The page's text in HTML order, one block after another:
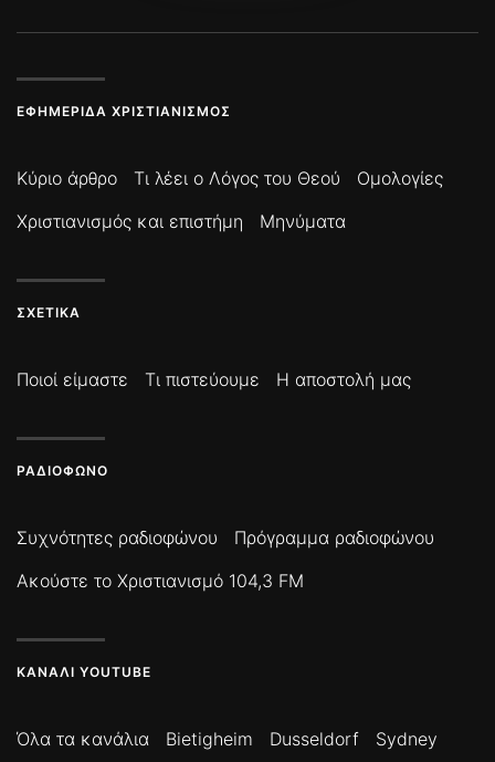
ΕΦΗΜΕΡΊΔΑ ΧΡΙΣΤΙΑΝΙΣΜΌΣ
Κύριο άρθρο Τι λέει ο Λόγος του Θεού
Ομολογίες
Χριστιανισμός και επιστήμη
Μηνύματα
ΣΧΕΤΙΚΆ
Ποιοί είμαστε Τι πιστεύουμε Η αποστολή μας
ΡΑΔΙΌΦΩΝΟ
Συχνότητες ραδιοφώνου
Πρόγραμμα ραδιοφώνου
Ακούστε το Χριστιανισμό 104,3 FM
ΚΑΝΆΛΙ YOUTUBE
Όλα τα κανάλια Bietigheim Dusseldorf
Sydney